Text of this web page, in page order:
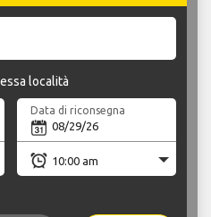
località
Data di riconsegna